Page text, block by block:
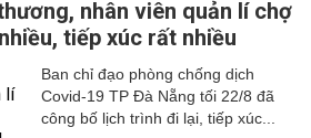
nhân viên quản lí chợ
tiếp xúc rất nhiều
Ban chỉ đạo phòng chống dịch
Covid-19 TP Đà Nẵng tối 22/8 đã
công bố lịch trình đi lại, tiếp xúc...